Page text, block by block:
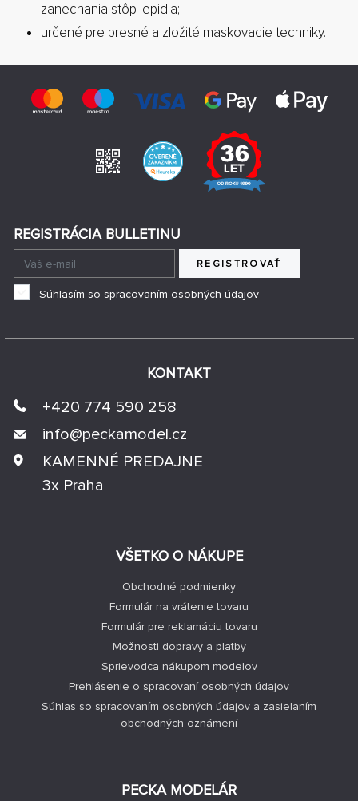
zanechania stôp lepidla;
určené pre presné a zložité maskovacie techniky.
VŠETKO O NÁKUPE
Obchodné podmienky
Formulár na vrátenie tovaru
Formulár pre reklamáciu tovaru
Možnosti dopravy a platby
Sprievodca nákupom modelov
Prehlásenie o spracovaní osobných údajov
Súhlas so spracovaním osobných údajov a zasielaním
obchodných oznámení
PECKA MODELÁR
KONTAKT
+420 774 590 258
info@peckamodel.cz
KAMENNÉ PREDAJNE
3x Praha
REGISTRÁCIA BULLETINU
REGISTROVAŤ
Súhlasím so spracovaním osobných údajov